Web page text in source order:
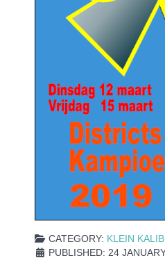
CATEGORY: KLEIN
PUBLISHED: 24